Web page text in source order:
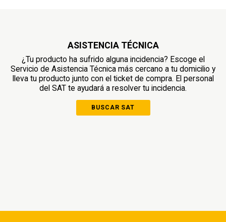
ASISTENCIA TÉCNICA
¿Tu producto ha sufrido alguna incidencia? Escoge el
Servicio de Asistencia Técnica más cercano a tu domicilio y
lleva tu producto junto con el ticket de compra. El personal
del SAT te ayudará a resolver tu incidencia.
BUSCAR SAT